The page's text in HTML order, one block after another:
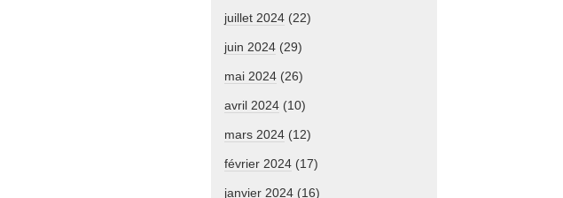
juillet 2024 (22)
juin 2024 (29)
mai 2024 (26)
avril 2024 (10)
mars 2024 (12)
février 2024 (17)
janvier 2024 (16)